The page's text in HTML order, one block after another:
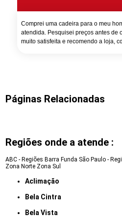
Comprei uma cadeira para o meu
atendida. Pesquisei preços antes de
muito satisfeita e recomendo a loja,
Páginas Relacionadas
Regiões onde a atende :
ABC - Regiões Barra Funda São Paulo -
Zona Norte Zona Sul
Aclimação
Bela Cintra
Bela Vista